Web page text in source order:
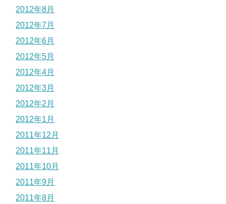
2012年8月
2012年7月
2012年6月
2012年5月
2012年4月
2012年3月
2012年2月
2012年1月
2011年12月
2011年11月
2011年10月
2011年9月
2011年8月